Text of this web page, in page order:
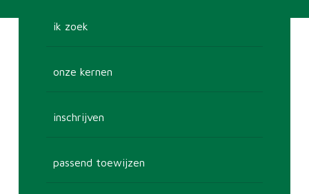
ik zoek
onze kernen
inschrijven
passend toewijzen